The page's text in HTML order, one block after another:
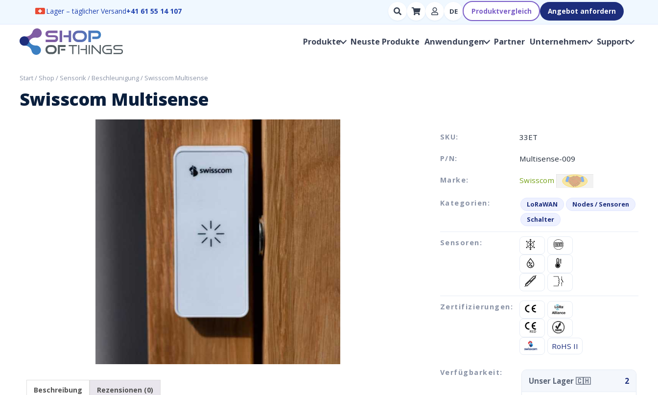
Lager – täglicher Versand+41 61 55 14 107
Suchen
nach
Hersteller,
DE Produktvergleich Angebot anfordern
ShopOfThings
Produkte Neuste Produkte Anwendungen Partner Unternehmen Support
Start/ Shop / Sensorik / Beschleunigung/ Swisscom Multisense
Swisscom Multisense
SKU: 33ET
P/N: Multisense-009
Marke: Swisscom
Kategorien: LoRaWAN
Nodes / Sensoren
Schalter
Sensoren:
Zertifizierungen:
RoHS II
Verfügbarkeit:
Unser Lager 🇨🇭 2
Beschreibung Rezensionen (0)